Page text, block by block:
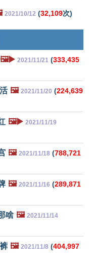
2021/10/12 (32,109次)
🖼️▶️ 2021/11/21 (333,435
🖼️ 2021/11/20 (224,639
🖼️▶️ 2021/11/19
🖼️ 2021/11/18 (788,721
🖼️ 2021/11/16 (289,871
啥 🖼️ 2021/11/14
🖼️ 2021/11/8 (404,997